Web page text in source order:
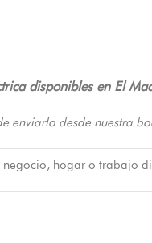
disponibles en El
enviarlo desde nuestra
hogar o trabajo